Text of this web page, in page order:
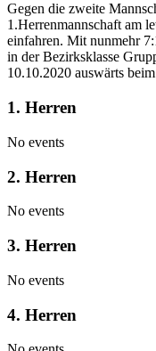
Gegen die zweite
1.Herrenmannschaft am
einfahren. Mit nunmehr
in der Bezirksklasse
10.10.2020 auswärts
1. Herren
No events
2. Herren
No events
3. Herren
No events
4. Herren